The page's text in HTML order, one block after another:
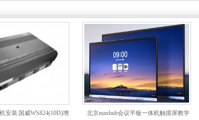
安装 国威WS824(10D)增 北京maxhub会议平板一体机触摸屏教学